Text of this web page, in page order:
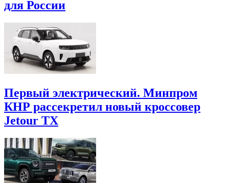
для России
Первый электрический. Минпром
КНР рассекретил новый кроссовер
Jetour TX